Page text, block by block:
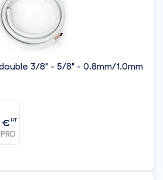
3/8" - 5/8" - 0.8mm/1.0mm
€ HT
PRO